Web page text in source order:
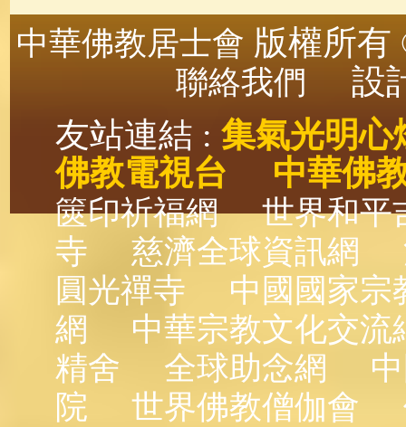
中華佛教居士會 版權所
聯絡我們
設
友站連結 : 集氣光明心
佛教電視台
中華佛
篋印祈福網
世界和平
寺
慈濟全球資訊網
圓光禪寺
中國國家宗
網
中華宗教文化交流
精舍
全球助念網
院
世界佛教僧伽會